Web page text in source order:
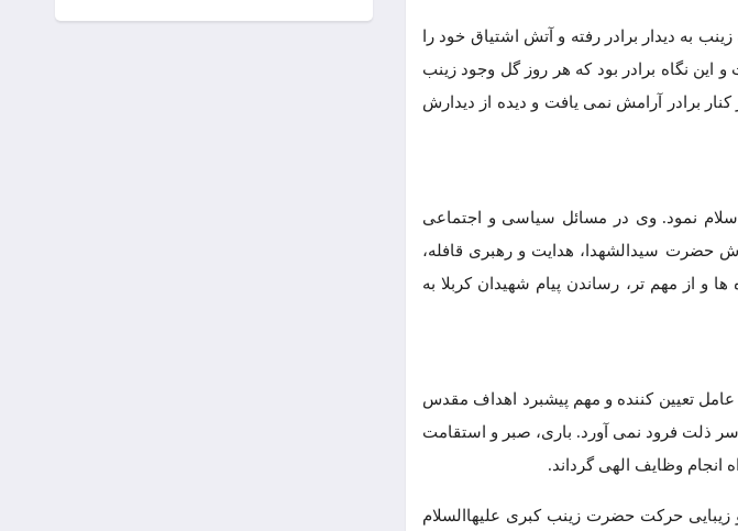
به دیدار برادر رفته و آتش اشتیاق خود را
این نگاه برادر بود که هر روز گل وجود زینب
برادر آرامش نمی یافت و دیده از دیدارش
نمود. وی در مسائل سیاسی و اجتماعی
سیدالشهدا، هدایت و رهبری قافله،
و از مهم تر، رساندن پیام شهیدان کربلا به
تعیین کننده و مهم پیشبرد اهداف مقدس
ذلت فرود نمی آورد. باری، صبر و استقامت
انجام وظایف الهی گرداند.
زیبایی حرکت حضرت زینب کبری علیهاالسلام